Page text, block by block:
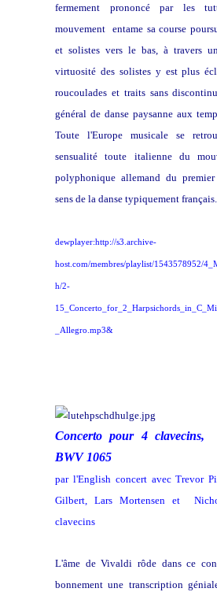
fermement prononcé par les
mouvement entame sa course
et solistes vers le bas, à travers
virtuosité des solistes y est plus
roucoulades et traits sans
général de danse paysanne aux
Toute l'Europe musicale se
sensualité toute italienne du
polyphonique allemand du
sens de la danse typiquement français.
dewplayer:http://s3.archive-
host.com/membres/playlist/1543578952/
h/2-
_Allegro.mp3&
Concerto pour 4
BWV 1065
par l'English concert avec Trevor
Gilbert, Lars Mortensen et
clavecins
L'âme de Vivaldi rôde dans ce
bonnement une transcription